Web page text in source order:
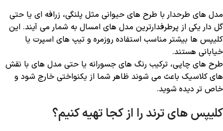
مدل‌ های طرحدار با طرح ‌های حیوانی مثل پلنگی، زرافه ‌ای یا حتی
گل ‌دار یکی از پرطرفدارترین مدل ‌های امسال به شمار می ‌آیند. این
کلیپس‌ ها بیشتر مناسب استفاده روزمره و تیپ ‌های اسپرت یا
خیابانی هستند.
طرح‌ های چاپی، ترکیب رنگ ‌های جسورانه یا حتی مدل ‌های با نقش
های کلاسیک باعث می ‌شوند ظاهر شما از یکنواختی خارج شود و
خاص ‌تر دیده شوید.
کلیپس های ترند را از کجا تهیه کنیم؟